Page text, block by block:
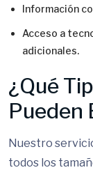
Información
Acceso a
adicionales.
¿Qué
Pueden
Nuestro
todos los